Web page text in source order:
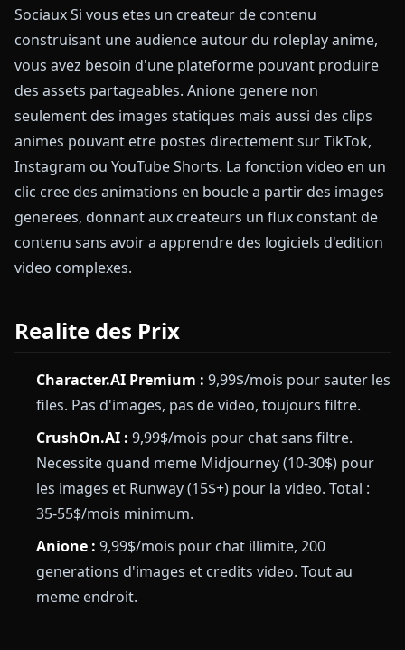
Sociaux Si vous etes un createur de contenu
construisant une audience autour du roleplay anime,
vous avez besoin d'une plateforme pouvant produire
des assets partageables. Anione genere non
seulement des images statiques mais aussi des clips
animes pouvant etre postes directement sur TikTok,
Instagram ou YouTube Shorts. La fonction video en un
clic cree des animations en boucle a partir des images
generees, donnant aux createurs un flux constant de
contenu sans avoir a apprendre des logiciels d'edition
video complexes.
Realite des Prix
Character.AI Premium : 9,99$/mois pour sauter les
files. Pas d'images, pas de video, toujours filtre.
CrushOn.AI : 9,99$/mois pour chat sans filtre.
Necessite quand meme Midjourney (10-30$) pour
les images et Runway (15$+) pour la video. Total :
35-55$/mois minimum.
Anione : 9,99$/mois pour chat illimite, 200
generations d'images et credits video. Tout au
meme endroit.